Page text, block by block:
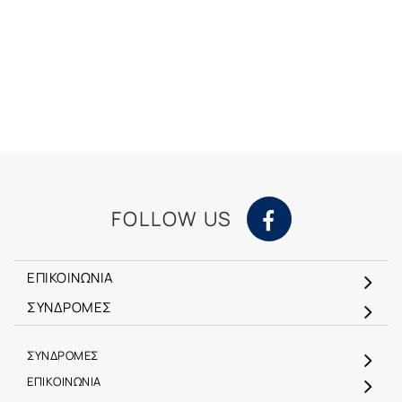
FOLLOW US
ΕΠΙΚΟΙΝΩΝΙΑ
ΣΥΝΔΡΟΜΕΣ
ΣΥΝΔΡΟΜΕΣ
ΕΠΙΚΟΙΝΩΝΙΑ